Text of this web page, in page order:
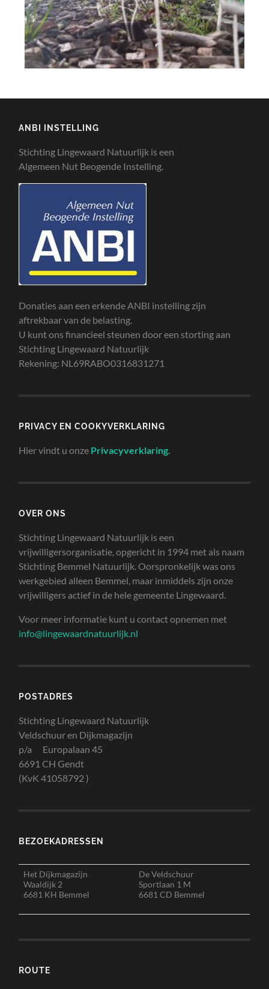
ANBI INSTELLING
Stichting Lingewaard Natuurlijk is een
Algemeen Nut Beogende Instelling.
Donaties aan een erkende ANBI instelling zijn
aftrekbaar van de belasting.
U kunt ons financieel steunen door een storting aan
Stichting Lingewaard Natuurlijk
Rekening: NL69RABO0316831271
PRIVACY EN COOKYVERKLARING
Hier vindt u onze Privacyverklaring.
OVER ONS
Stichting Lingewaard Natuurlijk is een
vrijwilligersorganisatie, opgericht in 1994 met als naam
Stichting Bemmel Natuurlijk. Oorspronkelijk was ons
werkgebied alleen Bemmel, maar inmiddels zijn onze
vrijwilligers actief in de hele gemeente Lingewaard.
Voor meer informatie kunt u contact opnemen met
info@lingewaardnatuurlijk.nl
POSTADRES
Stichting Lingewaard Natuurlijk
Veldschuur en Dijkmagazijn
p/a Europalaan 45
6691 CH Gendt
(KvK 41058792 )
BEZOEKADRESSEN
Het Dijkmagazijn
Waaldijk 2
6681 KH Bemmel
De Veldschuur
Sportlaan 1 M
6681 CD Bemmel
ROUTE